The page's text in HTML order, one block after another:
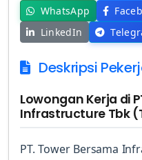
WhatsApp
LinkedIn
Deskripsi
Lowongan Kerja di
Infrastructure Tbk
PT. Tower Bersama